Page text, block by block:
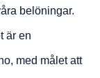
belöningar.
är en
med målet att